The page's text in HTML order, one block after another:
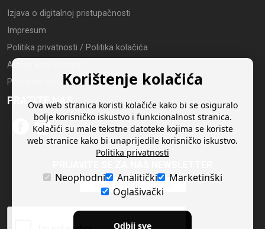
Izjava o digitalnoj pristupačnosti
Impresum
Politika privatnosti / Politika kolačića
Arhiva web stranice
Postavke kolačića
PRATITE NAS
Korištenje kolačića
Ova web stranica koristi kolačiće kako bi se osiguralo
bolje korisničko iskustvo i funkcionalnost stranica.
Kolačići su male tekstne datoteke kojima se koriste
web stranice kako bi unaprijedile korisničko iskustvo.
Politika privatnosti
Neophodni Analitički
Marketinški
Oglašivački
Odbij sve